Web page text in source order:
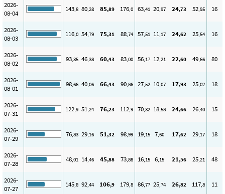
2026-
08-04
143,8 80,28 85,89 176,0 63,41 20,97 24,73 52,95 16
2026-
08-03
116,0 54,79 75,31 88,74 57,51 11,17 24,62 25,54 16
2026-
08-02
93,35 46,38 60,43 83,00 56,17 12,21 22,60 49,66 80
2026-
08-01
98,66 40,06 66,43 90,86 27,52 10,07 17,93 25,02 18
2026-
07-31
122,9 51,24 76,23 112,9 70,32 18,58 24,66 26,40 15
2026-
07-29
76,83 29,16 51,32 98,99 19,15 7,60 17,62 29,17 18
2026-
07-28
48,01 14,46 45,88 73,88 16,15 6,15 21,56 25,21 48
2026-
07-27
145,8 92,44 106,9 179,8 86,77 25,74 26,82 117,8 11